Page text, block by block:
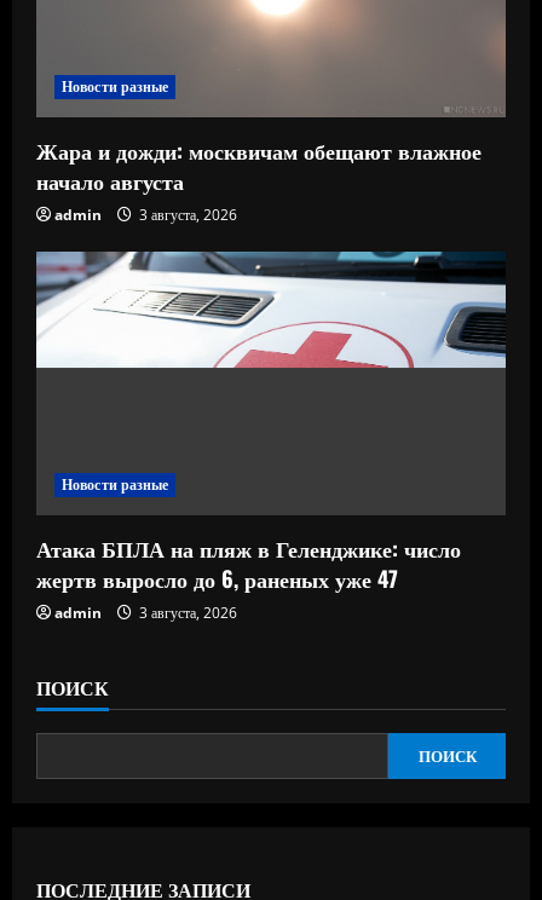
Новости разные
Жара и дожди: москвичам обещают влажное
начало августа
admin 3 августа, 2026
Новости разные
Атака БПЛА на пляж в Геленджике: число
жертв выросло до 6, раненых уже 47
admin 3 августа, 2026
ПОИСК
ПОИСК
ПОСЛЕДНИЕ ЗАПИСИ